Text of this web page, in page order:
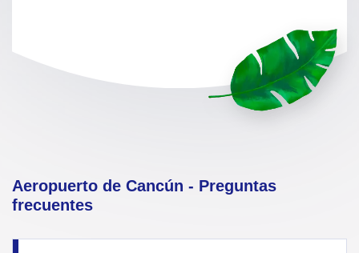
Aeropuerto de Cancún - Preguntas
frecuentes